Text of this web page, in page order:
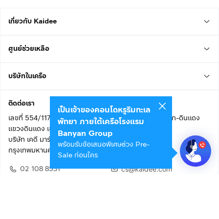
เกี่ยวกับ Kaidee
ศูนย์ช่วยเหลือ
บริษัทในเครือ
ติดต่อเรา
เลขที่ 554/117 อาคารสกายไนน์ เซ็นเตอร์ ชั้น 22 ถนนอโศก-ดินแดง
แขวงดินแดง เขตดินแดง
บริษัท เคดี มาร์เก็ตเพลส จำกัด (สำนักงานใหญ่)
กรุงเทพมหานคร 10400
02 108 8531
cs@kaidee.com
เป็นเจ้าของคอนโดหรูริมทะเล
พัทยา ภายใต้เครือโรงแรม
Banyan Group
พร้อมรับข้อเสนอพิเศษช่วง Pre-
Sale ก่อนใคร